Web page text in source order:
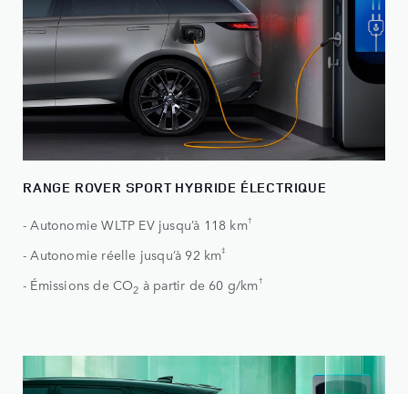
RANGE ROVER SPORT HYBRIDE ÉLECTRIQUE
- Autonomie WLTP EV jusqu’à 118 km†
- Autonomie réelle jusqu’à 92 km‡
- Émissions de CO2 à partir de 60 g/km†